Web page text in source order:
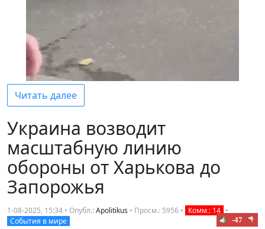
Читать далее
Украина возводит
масштабную линию
обороны от Харькова до
Запорожья
1-08-2025, 15:34 • Опубл.:Apolitikus • Просм.: 5956 • Комм.: 14 •
События в мире
-47